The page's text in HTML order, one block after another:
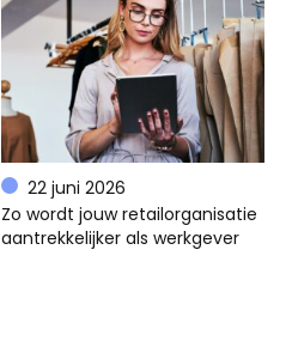
22 juni 2026
Zo wordt jouw retailorganisatie
aantrekkelijker als werkgever